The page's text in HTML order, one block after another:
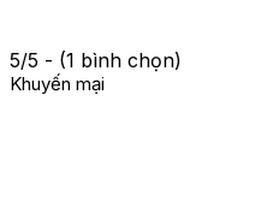
5/5 - (1 bình chọn)
Khuyến mại